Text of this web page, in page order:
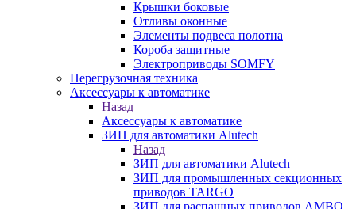
Крышки боковые
Отливы оконные
Элементы подвеса полотна
Короба защитные
Электроприводы SOMFY
Перегрузочная техника
Аксессуары к автоматике
Назад
Аксессуары к автоматике
ЗИП для автоматики Alutech
Назад
ЗИП для автоматики Alutech
ЗИП для промышленных секционных
приводов TARGO
ЗИП для распашных приводов AMBO,